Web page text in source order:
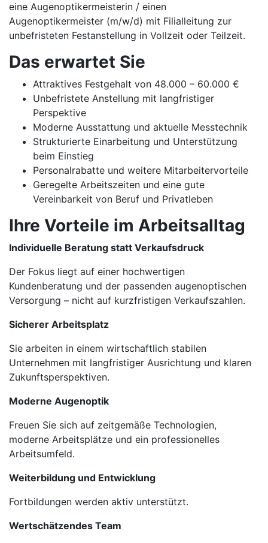
eine Augenoptikermeisterin / einen
Augenoptikermeister (m/w/d) mit Filialleitung zur
unbefristeten Festanstellung in Vollzeit oder Teilzeit.
Das erwartet Sie
Attraktives Festgehalt von 48.000 – 60.000 €
Unbefristete Anstellung mit langfristiger
Perspektive
Moderne Ausstattung und aktuelle Messtechnik
Strukturierte Einarbeitung und Unterstützung
beim Einstieg
Personalrabatte und weitere Mitarbeitervorteile
Geregelte Arbeitszeiten und eine gute
Vereinbarkeit von Beruf und Privatleben
Ihre Vorteile im Arbeitsalltag
Individuelle Beratung statt Verkaufsdruck
Der Fokus liegt auf einer hochwertigen
Kundenberatung und der passenden augenoptischen
Versorgung – nicht auf kurzfristigen Verkaufszahlen.
Sicherer Arbeitsplatz
Sie arbeiten in einem wirtschaftlich stabilen
Unternehmen mit langfristiger Ausrichtung und klaren
Zukunftsperspektiven.
Moderne Augenoptik
Freuen Sie sich auf zeitgemäße Technologien,
moderne Arbeitsplätze und ein professionelles
Arbeitsumfeld.
Weiterbildung und Entwicklung
Fortbildungen werden aktiv unterstützt.
Wertschätzendes Team